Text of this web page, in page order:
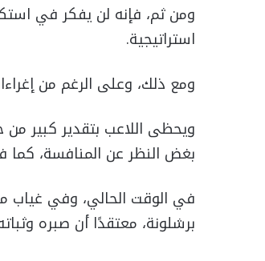
ومن ثم، فإنه لن يفكر في
استراتيجية.
ومع ذلك، وعلى الرغم من
ويحظى اللاعب بتقدير كبير
بغض النظر عن المنافسة،
برشلونة، معتقدًا أن صبره